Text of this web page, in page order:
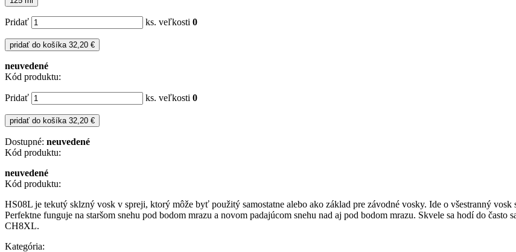
Pridať ks. veľkosti 0
pridať do košíka 32,20 €
neuvedené
Kód produktu:
Pridať ks. veľkosti 0
pridať do košíka 32,20 €
Dostupné: neuvedené
Kód produktu:
neuvedené
Kód produktu:
HS08L je tekutý sklzný vosk v spreji, ktorý môže byť použitý samostatne alebo ako základ pre závodné vosky. Ide o všestranný
Perfektne funguje na staršom snehu pod bodom mrazu a novom padajúcom snehu nad aj pod bodom mrazu. Skvele sa hodí do
CH8XL.
Kategória: